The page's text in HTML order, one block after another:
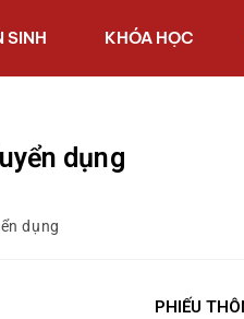
SINH KHÓA HỌC
dụng
dụng
PHIẾU